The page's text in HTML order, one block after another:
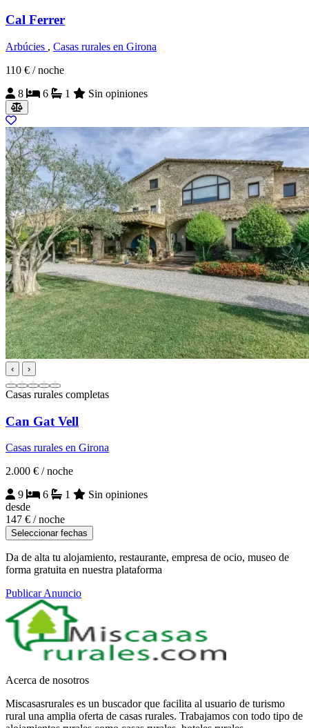
Cal Ferrer
Arbúcies , Casas rurales en Girona
110 € / noche
8
6 1 Sin opiniones
‹ ›
Casas rurales completas
Can Gat Vell
Casas rurales en Girona
2.000 € / noche
9
6 1
Sin opiniones
desde
147 € / noche
Seleccionar fechas
Da de alta tu alojamiento, restaurante, empresa de ocio, museo de
forma gratuita en nuestra plataforma
Publicar Anuncio
Acerca de nosotros
Miscasasrurales es un buscador que facilita al usuario de turismo
rural una amplia oferta de casas rurales. Trabajamos con todo tipo de